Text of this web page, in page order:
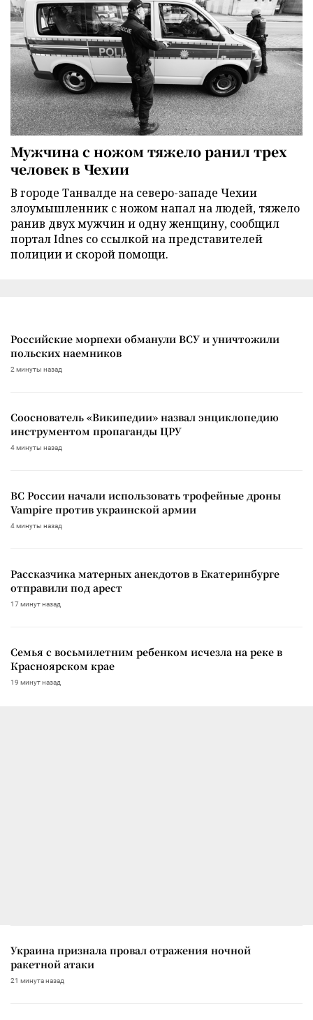
Мужчина с ножом тяжело ранил трех
человек в Чехии
В городе Танвалде на северо-западе Чехии
злоумышленник с ножом напал на людей, тяжело
ранив двух мужчин и одну женщину, сообщил
портал Idnes со ссылкой на представителей
полиции и скорой помощи.
Российские морпехи обманули ВСУ и уничтожили
польских наемников
2 минуты назад
Сооснователь «Википедии» назвал энциклопедию
инструментом пропаганды ЦРУ
4 минуты назад
ВС России начали использовать трофейные дроны
Vampire против украинской армии
4 минуты назад
Рассказчика матерных анекдотов в Екатеринбурге
отправили под арест
17 минут назад
Семья с восьмилетним ребенком исчезла на реке в
Красноярском крае
19 минут назад
Украина признала провал отражения ночной
ракетной атаки
21 минута назад